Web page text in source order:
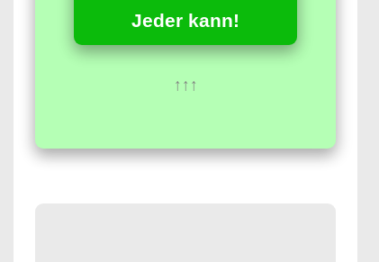
Jeder kann!
↑↑↑